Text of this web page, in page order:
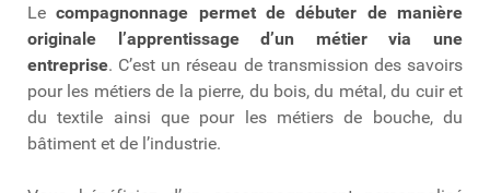
Le compagnonnage permet de débuter de manière
originale l’apprentissage d’un métier via une
entreprise. C’est un réseau de transmission des savoirs
pour les métiers de la pierre, du bois, du métal, du cuir et
du textile ainsi que pour les métiers de bouche, du
bâtiment et de l’industrie.